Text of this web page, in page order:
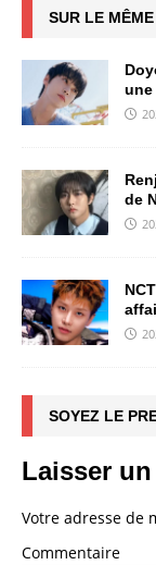
SUR LE
une
de
SOYEZ LE
Laisser
Votre adresse de
Commentaire